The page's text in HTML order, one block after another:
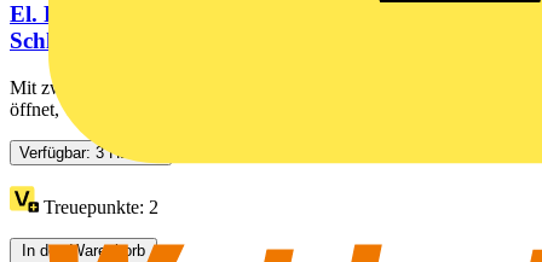
El. Raumtemperaturregler-Einsatz Heizen/Kühlen 2
Schließer mit Umschaltung
Mit zwei potentialgebunden Schließerkontakten. Schaltkontakt
öffnet, wenn die eingestellte Temperatur erreicht ist....
Verfügbar: 3 Händler
Treuepunkte: 2
In den Warenkorb